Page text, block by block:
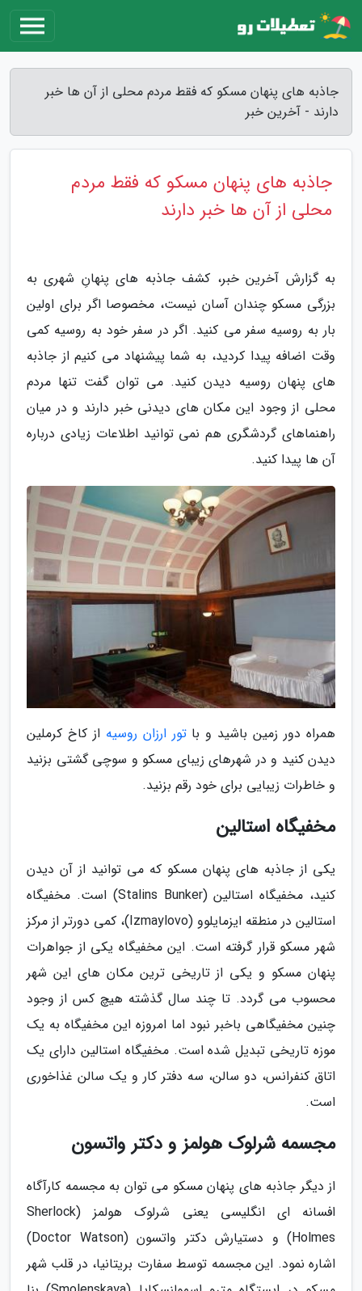
جاذبه های پنهان مسکو که فقط مردم محلی از آن ها خبر
دارند - آخرین خبر
جاذبه های پنهان مسکو که فقط مردم
محلی از آن ها خبر دارند
به گزارش آخرین خبر، کشف جاذبه های پنهانِ شهری به
بزرگی مسکو چندان آسان نیست، مخصوصا اگر برای اولین
بار به روسیه سفر می کنید. اگر در سفر خود به روسیه کمی
وقت اضافه پیدا کردید، به شما پیشنهاد می کنیم از جاذبه
های پنهان روسیه دیدن کنید. می توان گفت تنها مردم
محلی از وجود این مکان های دیدنی خبر دارند و در میان
راهنماهای گردشگری هم نمی توانید اطلاعات زیادی درباره
آن ها پیدا کنید.
همراه دور زمین باشید و باتور ارزان روسیه از کاخ کرملین
دیدن کنید و در شهرهای زیبای مسکو و سوچی گشتی بزنید
و خاطرات زیبایی برای خود رقم بزنید.
مخفیگاه استالین
یکی از جاذبه های پنهان مسکو که می توانید از آن دیدن
کنید، مخفیگاه استالین (Stalins Bunker) است. مخفیگاه
استالین در منطقه ایزمایلوو (Izmaylovo)، کمی دورتر از مرکز
شهر مسکو قرار گرفته است. این مخفیگاه یکی از جواهرات
پنهان مسکو و یکی از تاریخی ترین مکان های این شهر
محسوب می گردد. تا چند سال گذشته هیچ کس از وجود
چنین مخفیگاهی باخبر نبود اما امروزه این مخفیگاه به یک
موزه تاریخی تبدیل شده است. مخفیگاه استالین دارای یک
اتاق کنفرانس، دو سالن، سه دفتر کار و یک سالن غذاخوری
است.
مجسمه شرلوک هولمز و دکتر واتسون
از دیگر جاذبه های پنهان مسکو می توان به مجسمه کارآگاه
افسانه ای انگلیسی یعنی شرلوک هولمز (Sherlock
Holmes) و دستیارش دکتر واتسون (Doctor Watson)
اشاره نمود. این مجسمه توسط سفارت بریتانیا، در قلب شهر